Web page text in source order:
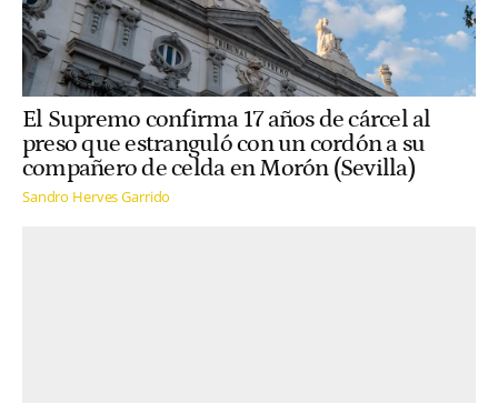
El Supremo confirma 17 años de cárcel al
preso que estranguló con un cordón a su
compañero de celda en Morón (Sevilla)
Sandro Herves Garrido